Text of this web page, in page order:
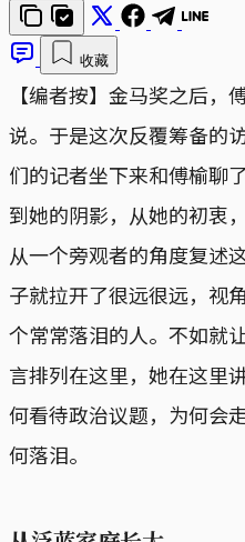
收藏
【编者按】金马奖之后
说。于是这次反覆筹备的
们的记者坐下来和傅榆聊
到她的阴影，从她的初衷
从一个旁观者的角度复述
子就拉开了很远很远，视
个常常落泪的人。不如就
言排列在这里，她在这里
何看待政治议题，为何会
何落泪。